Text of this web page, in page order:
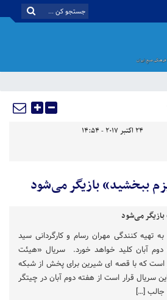
24 اکتبر 2017 - 14:54
ببخشید» بازیگر می‌شود
تهیه کنندگی مهران رسام و کارگردانی سید
دوم آبان کلید خواهد خورد. سریال «هیئت
است که با قصه ای شیرین برای پخش از شبکه
سریال قرار است از هفته دوم آبان در چیتگر
جالب […]